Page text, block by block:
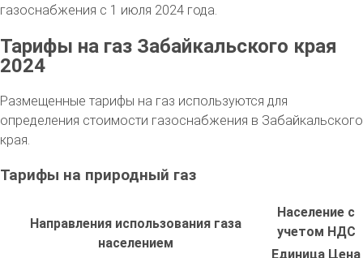
газоснабжения с 1 июля 2024 года.
Тарифы на газ Забайкальского края
2024
Размещенные тарифы на газ используются для
определения стоимости газоснабжения в Забайкальского
края.
Тарифы на природный газ
Направления использования газа
населением
Население с
учетом НДС
Единица Цена